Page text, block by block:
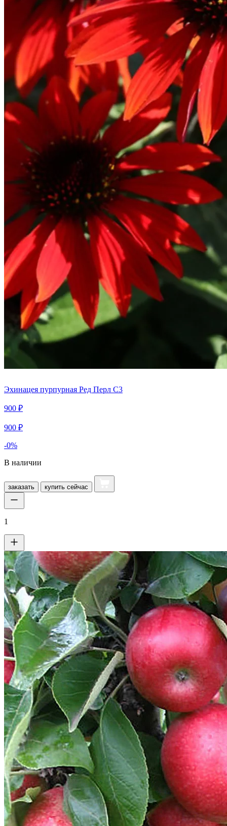
Эхинацея пурпурная Ред Перл С3
900 ₽
900 ₽
-0%
В наличии
заказать купить сейчас
1